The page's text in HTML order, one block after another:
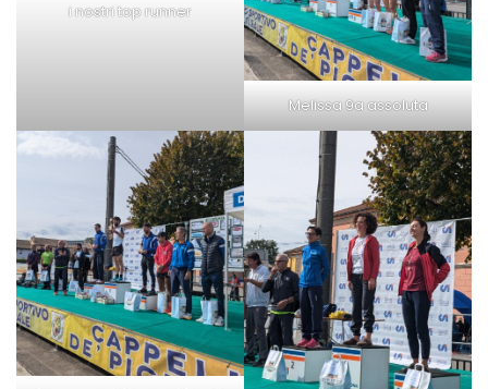
i nostri top runner
Melissa 9a assoluta